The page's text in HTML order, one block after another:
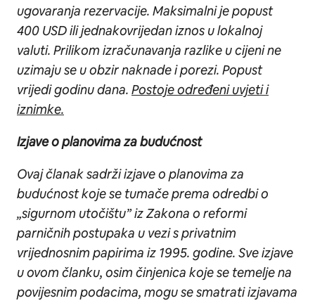
ugovaranja rezervacije. Maksimalni je popust
400 USD ili jednakovrijedan iznos u lokalnoj
valuti. Prilikom izračunavanja razlike u cijeni ne
uzimaju se u obzir naknade i porezi. Popust
vrijedi godinu dana. Postoje određeni uvjeti i
iznimke.
Izjave o planovima za budućnost
Ovaj članak sadrži izjave o planovima za
budućnost koje se tumače prema odredbi o
„sigurnom utočištu” iz Zakona o reformi
parničnih postupaka u vezi s privatnim
vrijednosnim papirima iz 1995. godine. Sve izjave
u ovom članku, osim činjenica koje se temelje na
povijesnim podacima, mogu se smatrati izjavama